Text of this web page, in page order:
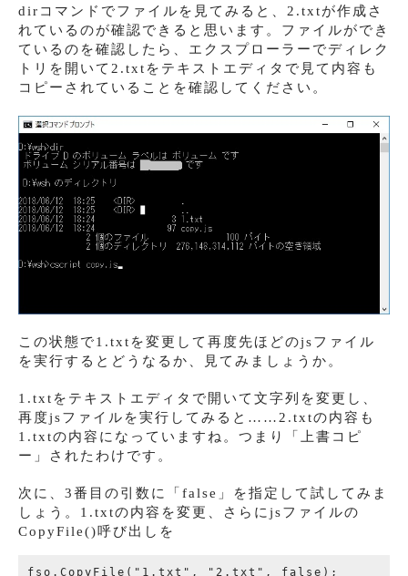
dirコマンドでファイルを見てみると、2.txtが作成さ
れているのが確認できると思います。ファイルができ
ているのを確認したら、エクスプローラーでディレク
トリを開いて2.txtをテキストエディタで見て内容も
コピーされていることを確認してください。
この状態で1.txtを変更して再度先ほどのjsファイル
を実行するとどうなるか、見てみましょうか。
1.txtをテキストエディタで開いて文字列を変更し、
再度jsファイルを実行してみると……2.txtの内容も
1.txtの内容になっていますね。つまり「上書コピ
ー」されたわけです。
次に、3番目の引数に「false」を指定して試してみま
しょう。1.txtの内容を変更、さらにjsファイルの
CopyFile()呼び出しを